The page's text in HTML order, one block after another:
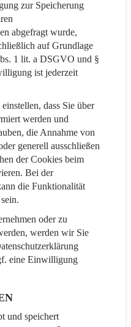
zur Speicherung
abgefragt wurde,
auf Grundlage
1 lit. a DSGVO und §
ist jederzeit
dass Sie über
werden und
die Annahme von
generell ausschließen
der Cookies beim
Bei der
die Funktionalität
oder zu
werden wir Sie
eine Einwilligung
und speichert